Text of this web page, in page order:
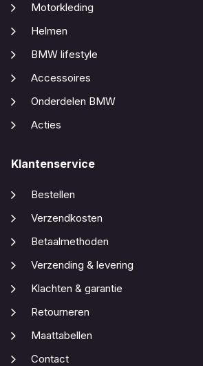
Motorkleding
Helmen
BMW lifestyle
Accessoires
Onderdelen BMW
Acties
Klantenservice
Bestellen
Verzendkosten
Betaalmethoden
Verzending & levering
Klachten & garantie
Retourneren
Maattabellen
Contact